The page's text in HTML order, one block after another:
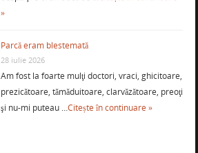
»
Parcă eram blestemată
28 iulie 2026
Am fost la foarte mulţi doctori, vraci, ghicitoare,
prezicătoare, tămăduitoare, clarvăzătoare, preoţi
şi nu-mi puteau …Citește în continuare »